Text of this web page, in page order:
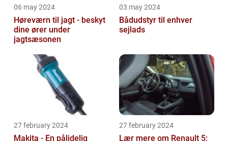
06 may 2024
Høreværn til jagt - beskyt
dine ører under
jagtsæsonen
03 may 2024
Bådudstyr til enhver
sejlads
27 february 2024
Makita - En pålidelig
27 february 2024
Lær mere om Renault 5: